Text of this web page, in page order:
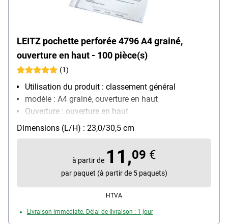
LEITZ pochette perforée 4796 A4 grainé,
ouverture en haut - 100 pièce(s)
(1)
Utilisation du produit : classement général
modèle : A4 grainé, ouverture en haut
Ouverture : ouverture en haut
Équipement : convient aux documents officiels,
renforcement des trous
Matière : film de polypropylène, 0,07 mm
Contenu par paquet : 100 pièce(s)
Dimensions (L/H) : 23,0/30,5 cm
à partir de 11,09 €
par paquet (à partir de 5 paquets)
HTVA
Livraison immédiate. Délai de livraison : 1 jour